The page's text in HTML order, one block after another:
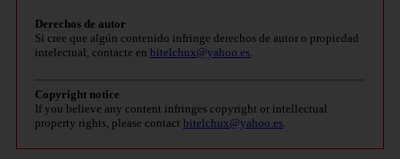
Derechos de autor
Si cree que algún contenido infringe derechos de autor o propiedad
intelectual, contacte en bitelchux@yahoo.es
Copyright notice
If you believe any content infringes copyright or intellectual
property rights, please contact bitelchux@yahoo.es